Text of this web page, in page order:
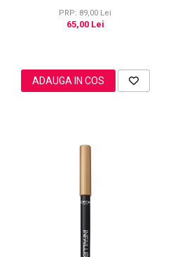
PRP: 89,00 Lei
65,00 Lei
ADAUGA IN COS